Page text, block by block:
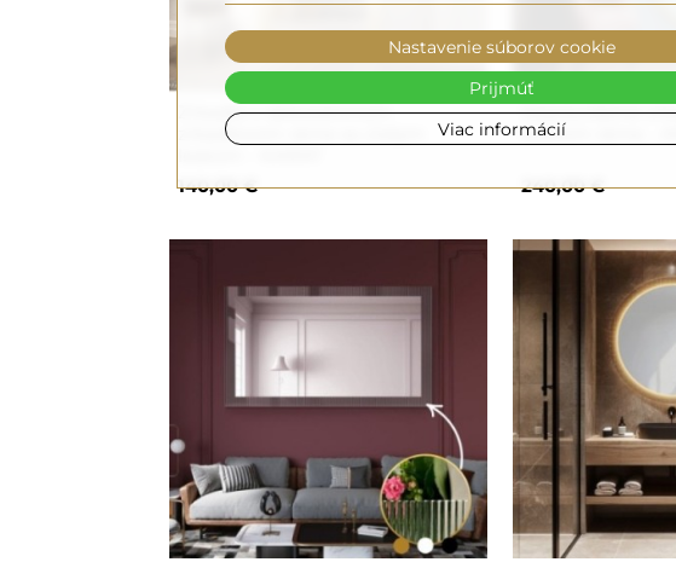
Zrkadlo v dekoratívnom
zrkadlovom ráme so zlatým
140,00 €
Nepravidelné
lesklom ráme -
240,00 €
Viac informácií
Nastavenie súborov cookie
Prijmúť